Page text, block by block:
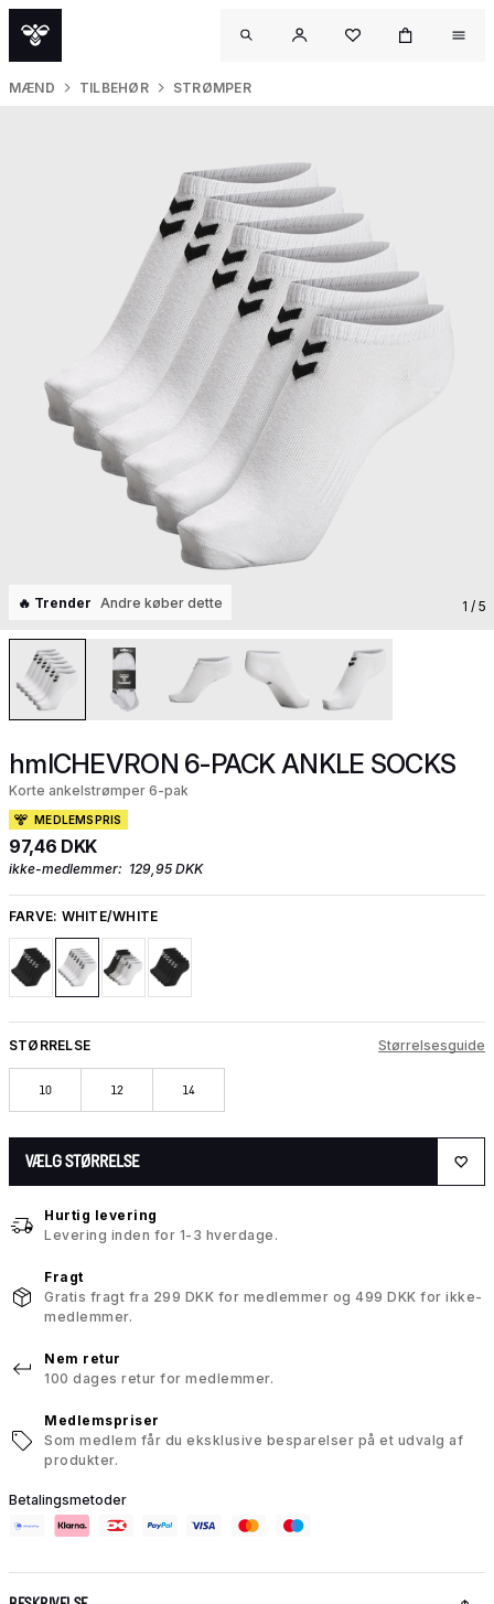
MÆND TILBEHØR STRØMPER
🔥 Trender Andre køber dette 1 / 5
hmlCHEVRON 6-PACK ANKLE SOCKS
Korte ankelstrømper 6-pak
MEDLEMSPRIS
97,46 DKK
ikke-medlemmer: 129,95 DKK
FARVE: WHITE/WHITE
STØRRELSE Størrelsesguide
10 12 14
VÆLG STØRRELSE
Hurtig levering
Levering inden for 1-3 hverdage.
Fragt
Gratis fragt fra 299 DKK for medlemmer og 499 DKK for ikke-
medlemmer.
Nem retur
100 dages retur for medlemmer.
Medlemspriser
Som medlem får du eksklusive besparelser på et udvalg af
produkter.
Betalingsmetoder